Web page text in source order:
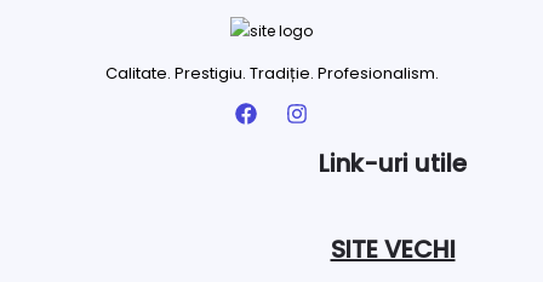
Calitate. Prestigiu. Tradiție. Profesionalism.
Link-uri utile
SITE VECHI